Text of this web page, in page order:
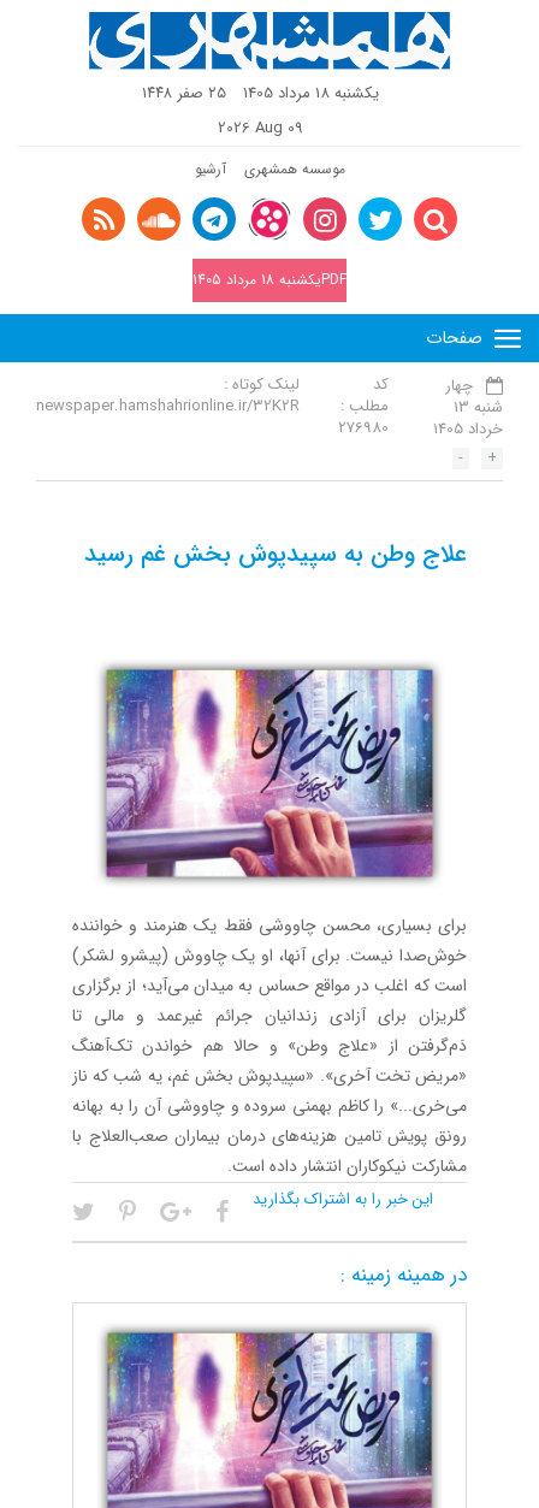
یکشنبه 18 مرداد 1405
٢٥ صفر ١٤٤٨
2026 Aug 09
موسسه همشهری آرشیو
PDFیکشنبه 18 مرداد 1405
صفحات
چهار
شنبه 13
خرداد 1405
کد
مطلب :
276980
لینک کوتاه :
newspaper.hamshahrionline.ir/32K2R
+
-
علاج وطن به سپیدپوش بخش غم رسید
برای بسیاری، محسن چاووشی فقط یک هنرمند و خواننده
خوش‌صدا نیست. برای آنها، او یک چاووش (پیشرو لشکر)
است که اغلب در مواقع حساس به میدان می‌آید؛ از برگزاری
گلریزان برای آزادی زندانیان جرائم غیرعمد و مالی تا
دَم‌گرفتن از «علاج وطن»‌ و حالا هم خواندن تک‌آهنگ
«مریض تخت آخری». «سپیدپوش بخش غم، یه شب که ناز
می‌خری...» را کاظم بهمنی سروده و چاووشی آن را به بهانه
رونق پویش تامین هزینه‌های درمان بیماران صعب‌العلاج با
مشارکت نیکوکاران انتشار داده است.
این خبر را به اشتراک بگذارید
در همینه زمینه :